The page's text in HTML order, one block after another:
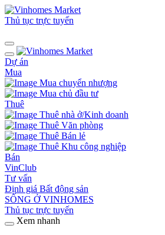
Thủ tục trực tuyến
Dự án
Mua
Mua chuyển nhượng
Mua chủ đầu tư
Thuê
Thuê nhà ở/Kinh doanh
Thuê Văn phòng
Thuê Bán lẻ
Thuê Khu công nghiệp
Bán
VinClub
Tư vấn
Định giá Bất động sản
SỐNG Ở VINHOMES
Thủ tục trực tuyến
Xem nhanh